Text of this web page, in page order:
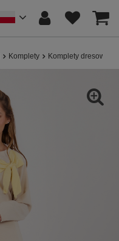
Komplety Komplety dresowe